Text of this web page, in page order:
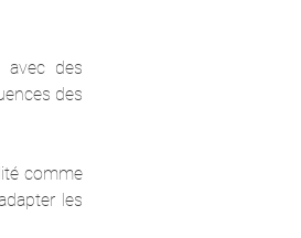
avec des
des
comme
les